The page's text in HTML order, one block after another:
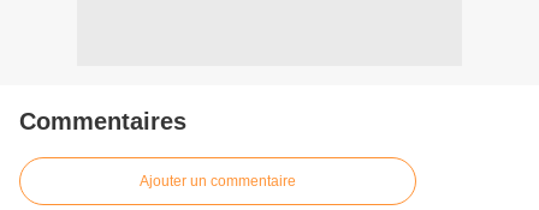
Commentaires
Ajouter un commentaire